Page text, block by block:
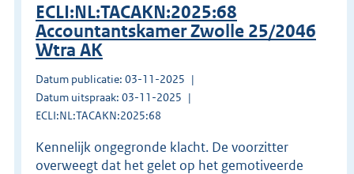
ECLI:NL:TACAKN:2025:68
Accountantskamer Zwolle 25/2046
Wtra AK
Datum publicatie: 03-11-2025
Datum uitspraak: 03-11-2025
ECLI:NL:TACAKN:2025:68
Kennelijk ongegronde klacht. De voorzitter
overweegt dat het gelet op het gemotiveerde